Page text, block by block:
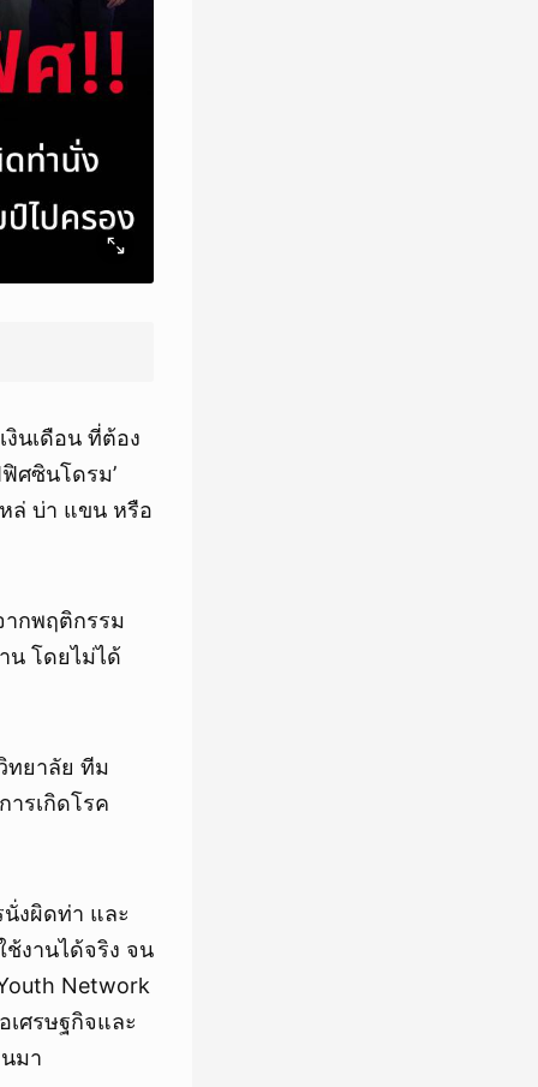
นเดือน ที่ต้อง
ศซินโดรม’
ล่ บ่า แขน หรือ
ากพฤติกรรม
น โดยไม่ได้
ทยาลัย ทีม
ารเกิดโรค
งผิดท่า และ
งานได้จริง จน
Network
เศรษฐกิจและ
มา